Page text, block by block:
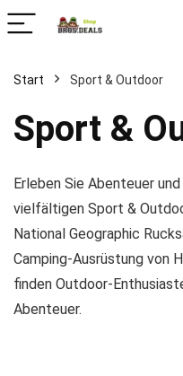
Start Sport & Outdoor
Sport &
Erleben Sie Abenteuer
vielfältigen Sport &
National Geographic
Camping-Ausrüstung von
finden Outdoor-
Abenteuer.